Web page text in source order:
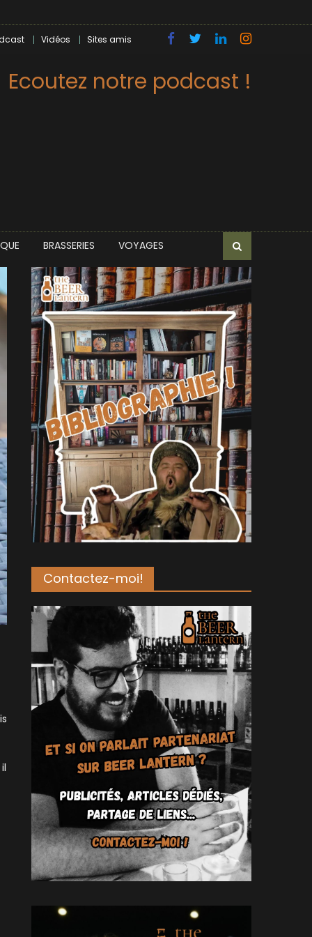
Vidéos Sites amis
Ecoutez notre podcast !
BRASSERIES VOYAGES
Contactez-moi!